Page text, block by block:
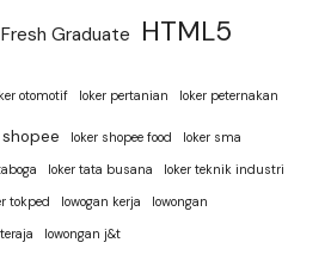
Fresh Graduate HTML5
otomotif loker pertanian loker peternakan
loker shopee food
loker sma
loker tata busana
loker teknik industri
tokped lowogan kerja
lowongan
lowongan j&t